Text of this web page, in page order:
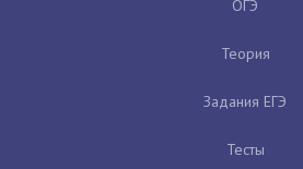
ОГЭ
Теория
Задания ЕГЭ
Тесты